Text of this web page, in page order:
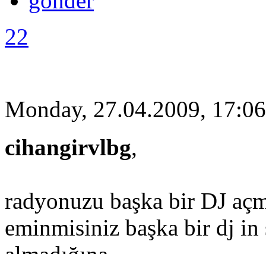
22
Monday, 27.04.2009, 17:06
cihangirvlbg,
radyonuzu başka bir DJ
eminmisiniz başka bir dj